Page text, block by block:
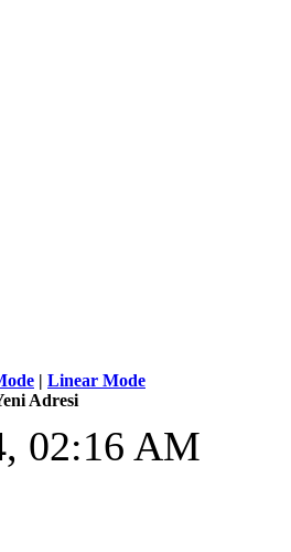
| Linear Mode
Adresi
02:16 AM